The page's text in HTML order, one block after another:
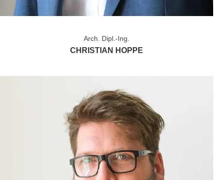
Arch. Dipl.-Ing.
CHRISTIAN HOPPE